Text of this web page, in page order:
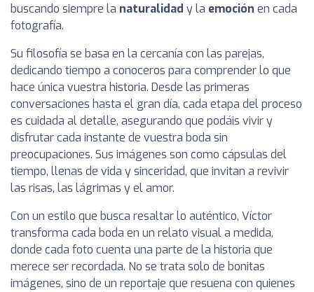
buscando siempre la naturalidad y la emoción en cada
fotografía.
Su filosofía se basa en la cercanía con las parejas,
dedicando tiempo a conoceros para comprender lo que
hace única vuestra historia. Desde las primeras
conversaciones hasta el gran día, cada etapa del proceso
es cuidada al detalle, asegurando que podáis vivir y
disfrutar cada instante de vuestra boda sin
preocupaciones. Sus imágenes son como cápsulas del
tiempo, llenas de vida y sinceridad, que invitan a revivir
las risas, las lágrimas y el amor.
Con un estilo que busca resaltar lo auténtico, Víctor
transforma cada boda en un relato visual a medida,
donde cada foto cuenta una parte de la historia que
merece ser recordada. No se trata solo de bonitas
imágenes, sino de un reportaje que resuena con quienes